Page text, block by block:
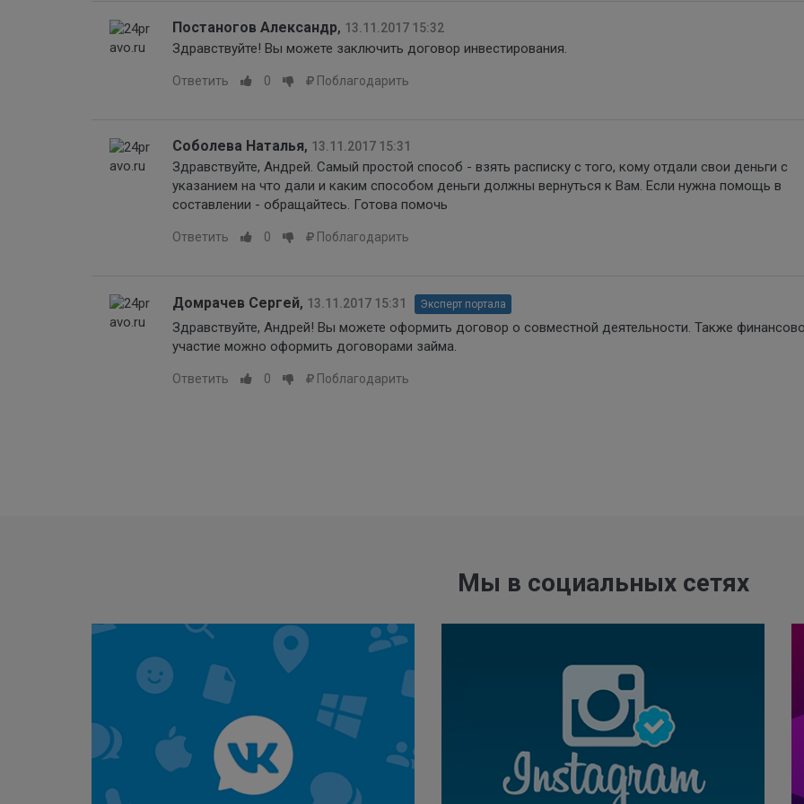
Постаногов Александр, 13.11.2017 15:32
Здравствуйте! Вы можете заключить договор инвестирования.
Ответить 0 Поблагодарить
Соболева Наталья, 13.11.2017 15:31
Здравствуйте, Андрей. Самый простой способ - взять расписку с того, кому отдали свои деньги с
указанием на что дали и каким способом деньги должны вернуться к Вам. Если нужна помощь в
составлении - обращайтесь. Готова помочь
Ответить 0 Поблагодарить
Домрачев Сергей, 13.11.2017 15:31 Эксперт портала
Здравствуйте, Андрей! Вы можете оформить договор о совместной деятельности. Также
участие можно оформить договорами займа.
Ответить 0 Поблагодарить
Мы в социальных сетях